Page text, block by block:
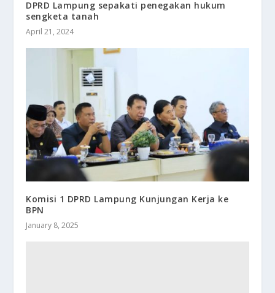
DPRD Lampung sepakati penegakan hukum
sengketa tanah
April 21, 2024
Komisi 1 DPRD Lampung Kunjungan Kerja ke
BPN
January 8, 2025